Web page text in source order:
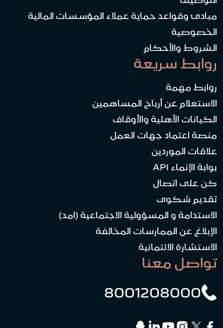
مبادئ وقواعد حماية عملاء المؤسسات المالية
الخصوصية
الشروط والأحكام
روابط سريعة
روابط مهمة
الاستعلام عن أرباح المساهمين
الكيانات الأهلية والأوقاف
منصة اعتماد جهات العمل
علاقات الموردين
بوابة الإنماء API
كن على اتصال
تقديم شكوى
الاستدامة و المسؤولية الاجتماعية (امد)
الإبلاغ عن الممارسات المخالفة
الاستشارة الائتمانية
تواصل معنا
8001208000